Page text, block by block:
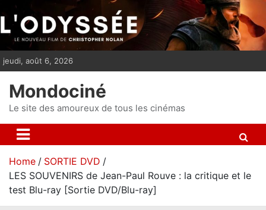
i
p
t
n
jeudi, août 6, 2026
Mondociné
Le site des amoureux de tous les cinémas
Home
SORTIE DVD
LES SOUVENIRS de Jean-Paul Rouve : la critique et le
test Blu-ray [Sortie DVD/Blu-ray]